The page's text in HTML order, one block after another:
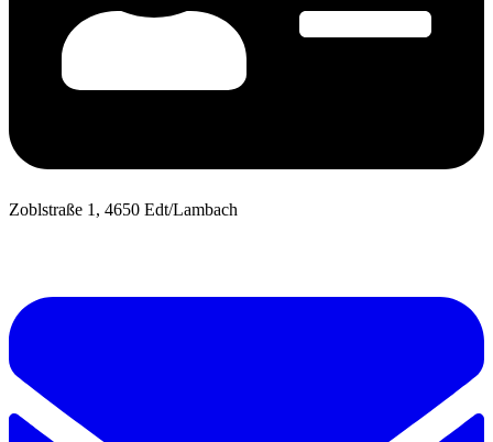
Zoblstraße 1, 4650 Edt/Lambach